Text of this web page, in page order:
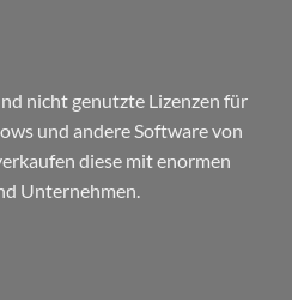
nicht genutzte Lizenzen für
und andere Software von
diese mit enormen
Unternehmen.